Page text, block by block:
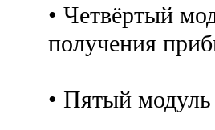
• Четвёртый
получения
• Пятый модуль